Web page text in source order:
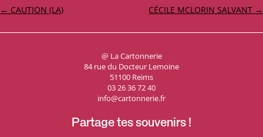
Navigation
← CAUTION (LA) CÉCILE MCLORIN SALVANT →
@ La Cartonnerie
84 rue du Docteur Lemoine
51100 Reims
03 26 36 72 40
info@cartonnerie.fr
Partage tes souvenirs !